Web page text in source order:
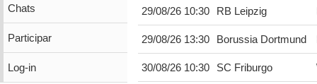
Chats
Participar
Log-in
29/08/26 10:30 RB Leipzig
29/08/26 13:30 Borussia Dortmund
30/08/26 10:30 SC Friburgo